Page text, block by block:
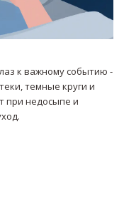
к важному событию -
темные круги и
при недосыпе и